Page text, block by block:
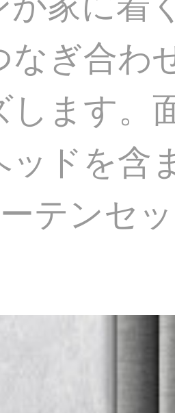
なぎ合わ
します。
ッドを含
テンセ